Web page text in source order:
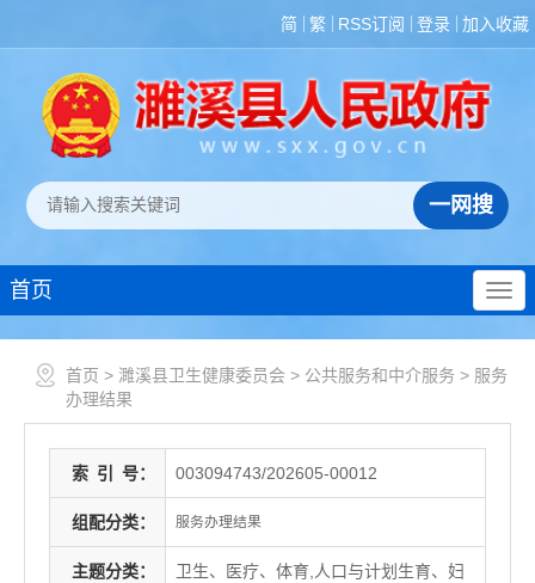
简 繁 RSS订阅 登录 加入收藏
首页
首页 > 濉溪县卫生健康委员会 > 公共服务和中介服务 > 服务
办理结果
索 引 号： 003094743/202605-00012
组配分类： 服务办理结果
主题分类：
卫生、医疗、体育,人口与计划生育、妇